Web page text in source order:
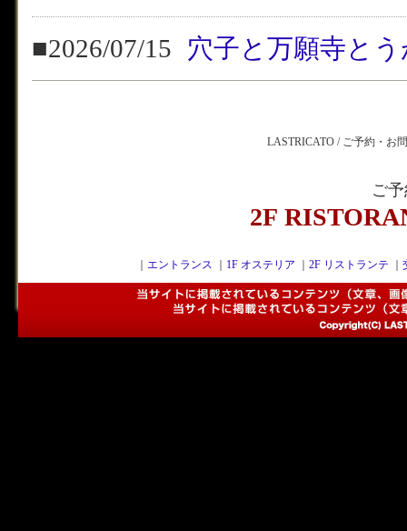
■2026/07/15 穴子と万願寺と
LASTRICATO / ご予約・お
ご
2F
エントランス 1F オステリア 2F リストランテ